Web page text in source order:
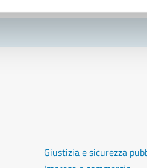
Giustizia e sicurezza